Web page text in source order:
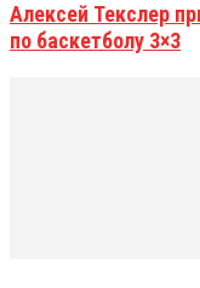
Алексей Текслер
по баскетболу 3×3